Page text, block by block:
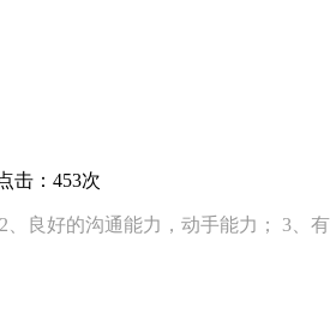
击：453次
良好的沟通能力，动手能力； 3、